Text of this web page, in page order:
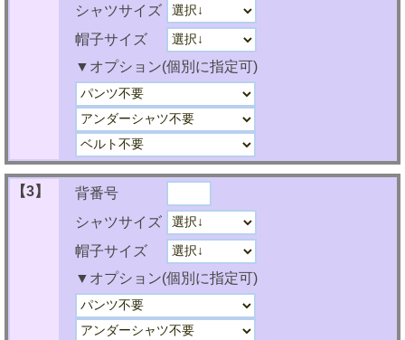
シャツサイズ
帽子サイズ
▼オプション(個別に指定可)
【3】
背番号
シャツサイズ
帽子サイズ
▼オプション(個別に指定可)